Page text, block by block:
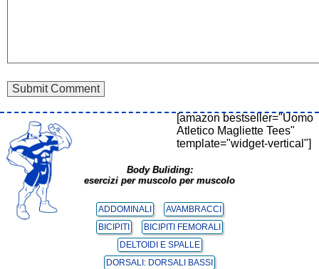
[amazon bestseller="Uomo
Atletico Magliette Tees"
template="widget-vertical"]
Body Buliding:
esercizi per muscolo per muscolo
ADDOMINALI
AVAMBRACCI
BICIPITI
BICIPITI FEMORALI
DELTOIDI E SPALLE
DORSALI: DORSALI BASSI